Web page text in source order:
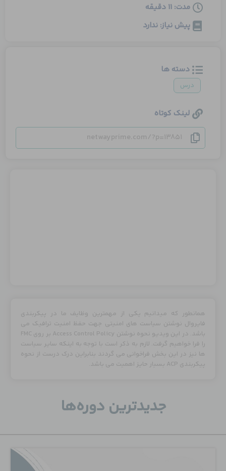
همانطور که میدانیم یکی از مهمترین وظایف ما در پیکربندی
فایروال نوشتن سیاست های امنیتی جهت حفظ امنیت ترافیک می
باشد. در این ویدیو نحوه نوشتن Access Control Policy بر روی FMC
را فرا خواهیم گرفت. لازم به ذکر است با توجه به اینکه سایر سیاست
ها نیز در این بخش فراخوانی می گردند بنابراین درک درست از نحوه
پیکربندی ACP بسیار حایز اهمیت می باشد.
مدت: 11 دقیقه
پیش نیاز: ندارد
دسته ها
درس
لینک کوتاه
netwayprime.com/?p=13851
جدید‌ترین دوره‌ها